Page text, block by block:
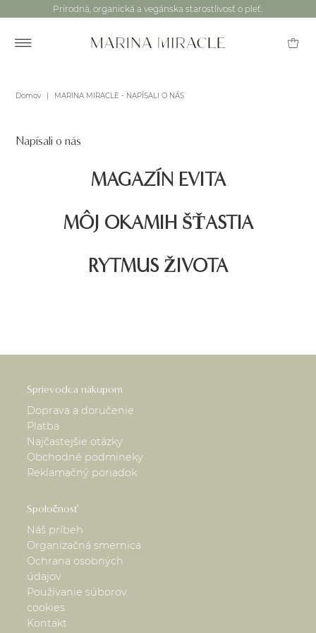
Prírodná, organická a vegánska starostlivosť o pleť.
Domov | MARINA MIRACLE - NAPÍSALI O NÁS
Napísali o nás
MAGAZÍN EVITA
MÔJ OKAMIH ŠŤASTIA
RYTMUS ŽIVOTA
Sprievodca nákupom
Doprava a doručenie
Platba
Najčastejšie otázky
Obchodné podmineky
Reklamačný poriadok
Spoločnosť
Náš príbeh
Organizačná smernica
Ochrana osobných
údajov
Používanie súborov
cookies
Kontakt